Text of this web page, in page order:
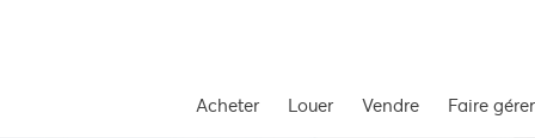
Acheter Louer Vendre Faire gérer